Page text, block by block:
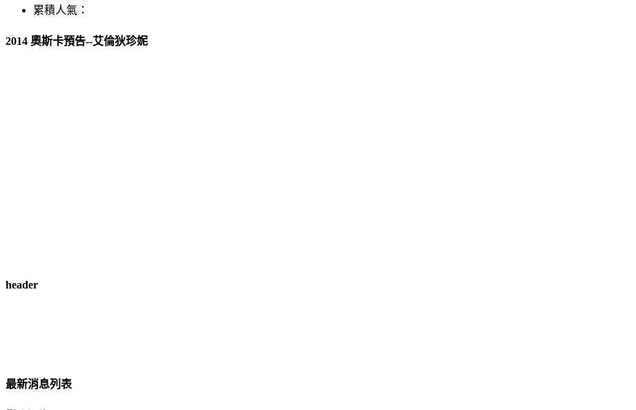
累積人氣：
2014 奧斯卡預告--艾倫狄珍妮
header
最新消息列表